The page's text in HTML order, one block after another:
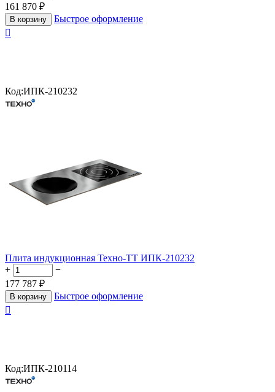
161 870 ₽
В корзину
Быстрое оформление

Код:ИПК-210232
Плита индукционная Техно-ТТ ИПК-210232
+
−
177 787 ₽
В корзину
Быстрое оформление

Код:ИПК-210114